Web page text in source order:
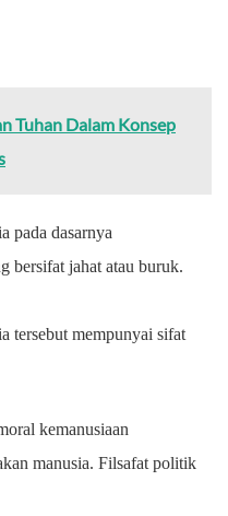
Tuhan Dalam Konsep
pada dasarnya
bersifat jahat atau buruk.
tersebut mempunyai sifat
kemanusiaan
manusia. Filsafat politik